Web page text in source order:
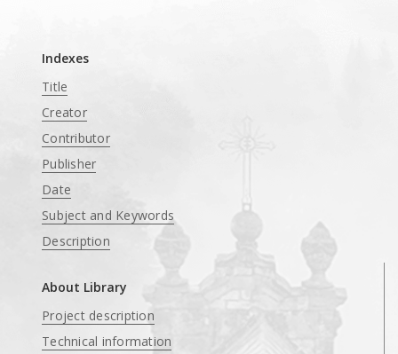
Indexes
Title
Creator
Contributor
Publisher
Date
Subject and Keywords
Description
About Library
Project description
Technical information